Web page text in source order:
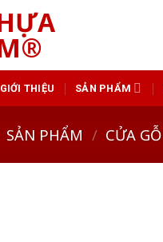
GIỚI THIỆU SẢN PHẨM
SẢN PHẨM / CỬA GỖ